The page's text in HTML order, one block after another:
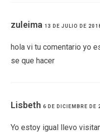
zuleima 13 DE JULIO DE
hola vi tu comentario yo
se que hacer
Lisbeth6 DE DICIEMBRE DE
Yo estoy igual llevo